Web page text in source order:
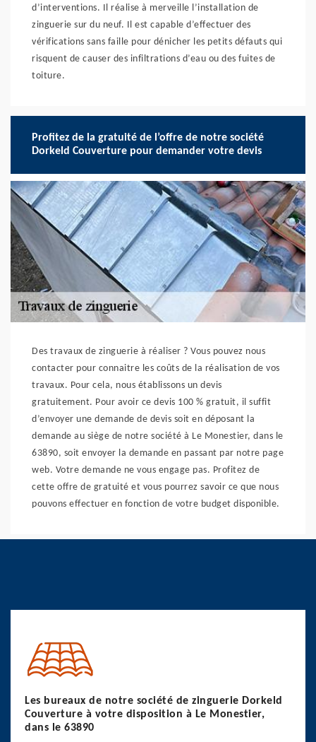
d’interventions. Il réalise à merveille l’installation de
zinguerie sur du neuf. Il est capable d’effectuer des
vérifications sans faille pour dénicher les petits défauts qui
risquent de causer des infiltrations d’eau ou des fuites de
toiture.
Profitez de la gratuité de l’offre de notre société
Dorkeld Couverture pour demander votre devis
Des travaux de zinguerie à réaliser ? Vous pouvez nous
contacter pour connaitre les coûts de la réalisation de vos
travaux. Pour cela, nous établissons un devis
gratuitement. Pour avoir ce devis 100 % gratuit, il suffit
d’envoyer une demande de devis soit en déposant la
demande au siège de notre société à Le Monestier, dans le
63890, soit envoyer la demande en passant par notre page
web. Votre demande ne vous engage pas. Profitez de
cette offre de gratuité et vous pourrez savoir ce que nous
pouvons effectuer en fonction de votre budget disponible.
Les bureaux de notre société de zinguerie Dorkeld
Couverture à votre disposition à Le Monestier,
dans le 63890